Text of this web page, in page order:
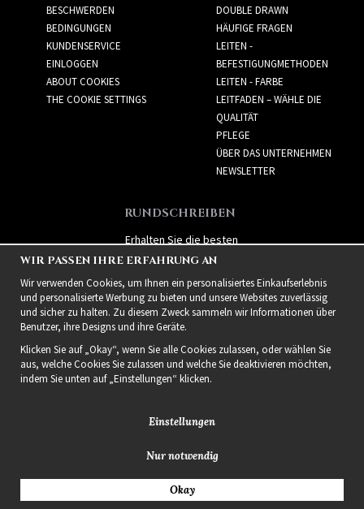
BESCHWERDEN
BEDINGUNGEN
KUNDENSERVICE
EINLOGGEN
ABOUT COOKIES
THE COOKIE SETTINGS
DOUBLE DRAWN
HÄUFIGE FRAGEN
LEITEN -
BEFESTIGUNGMETHODEN
LEITEN - FARBE
LEITFADEN – WÄHLE DIE
QUALITÄT
PFLEGE
ÜBER DAS UNTERNEHMEN
NEWSLETTER
RUNDSCHREIBEN
Erhalten Sie die besten
Angebote und spannende
neue Produkte!
2021 Delightful Hair
WIR PASSEN IHRE ERFAHRUNG AN
Wir verwenden Cookies, um Ihnen ein personalisiertes Einkaufserlebnis
und personalisierte Werbung zu bieten und unsere Websites zuverlässig
und sicher zu halten. Zu diesem Zweck sammeln wir Informationen über
Benutzer, ihre Designs und ihre Geräte.
Klicken Sie auf „Okay“, wenn Sie alle Cookies zulassen, oder wählen Sie
aus, welche Cookies Sie zulassen und welche Sie deaktivieren möchten,
indem Sie unten auf „Einstellungen“ klicken.
Einstellungen
Nur notwendig
Okay